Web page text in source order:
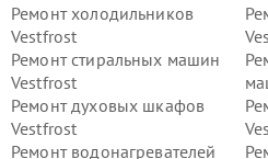
Ремонт холодильников
Vestfrost
Ремонт стиральных машин
Vestfrost
Ремонт духовых шкафов
Vestfrost
Ремонт водонагревателей